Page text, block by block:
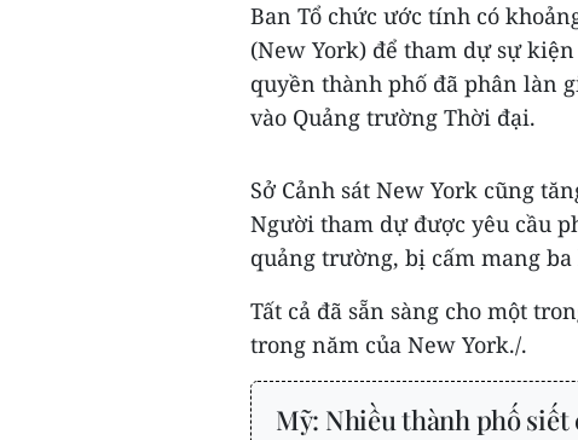
Ban Tổ chức ước tính có
(New York) để tham dự sự
quyền thành phố đã phân làn
vào Quảng trường Thời đại.
Sở Cảnh sát New York cũng
Người tham dự được yêu cầu
quảng trường, bị cấm mang ba
Tất cả đã sẵn sàng cho một
trong năm của New York./.
Mỹ: Nhiều thành phố